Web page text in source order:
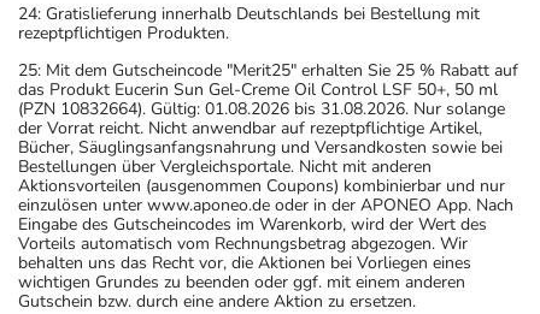
24: Gratislieferung innerhalb Deutschlands bei Bestellung mit
rezeptpflichtigen Produkten.
25: Mit dem Gutscheincode "Merit25" erhalten Sie 25 % Rabatt auf
das Produkt Eucerin Sun Gel-Creme Oil Control LSF 50+, 50 ml
(PZN 10832664). Gültig: 01.08.2026 bis 31.08.2026. Nur solange
der Vorrat reicht. Nicht anwendbar auf rezeptpflichtige Artikel,
Bücher, Säuglingsanfangsnahrung und Versandkosten sowie bei
Bestellungen über Vergleichsportale. Nicht mit anderen
Aktionsvorteilen (ausgenommen Coupons) kombinierbar und nur
einzulösen unter www.aponeo.de oder in der APONEO App. Nach
Eingabe des Gutscheincodes im Warenkorb, wird der Wert des
Vorteils automatisch vom Rechnungsbetrag abgezogen. Wir
behalten uns das Recht vor, die Aktionen bei Vorliegen eines
wichtigen Grundes zu beenden oder ggf. mit einem anderen
Gutschein bzw. durch eine andere Aktion zu ersetzen.